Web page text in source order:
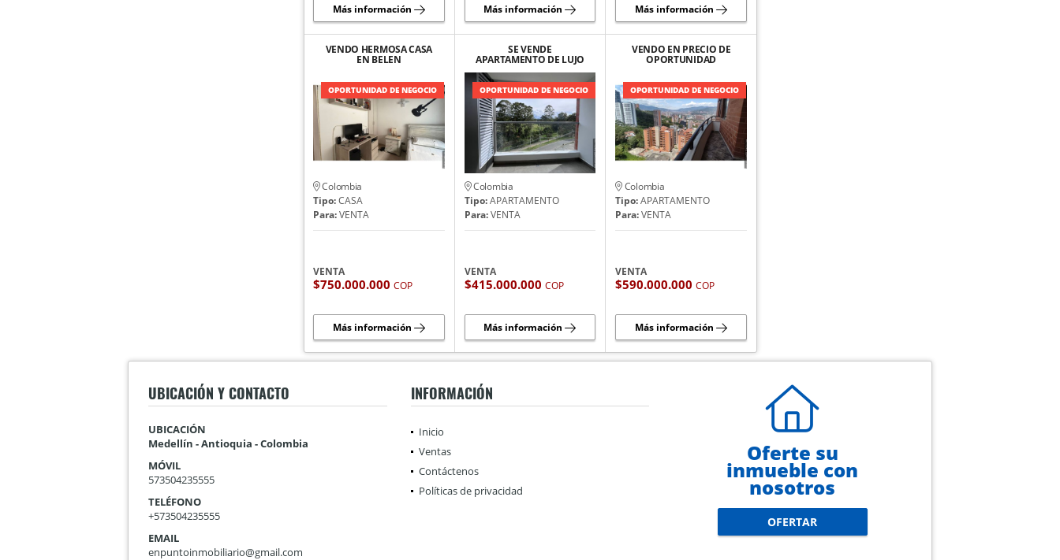
Más información Más información Más información
VENDO HERMOSA CASA
EN BELEN
OPORTUNIDAD DE NEGOCIO
Colombia
Tipo:CASA
Para:VENTA
VENTA
$750.000.000 COP
Más información
SE VENDE
APARTAMENTO DE LUJO
EN RIONEGRO
OPORTUNIDAD DE NEGOCIO
Colombia
Tipo:APARTAMENTO
Para:VENTA
VENTA
$415.000.000 COP
Más información
VENDO EN PRECIO DE
OPORTUNIDAD
LOMA DEL INDIO
OPORTUNIDAD DE NEGOCIO
Colombia
Tipo:APARTAMENTO
Para:VENTA
VENTA
$590.000.000COP
Más información
UBICACIÓN Y CONTACTO
UBICACIÓN
Medellín - Antioquia - Colombia
MÓVIL
573504235555
TELÉFONO
+573504235555
EMAIL
enpuntoinmobiliario@gmail.com
INFORMACIÓN
Inicio
Ventas
Contáctenos
Políticas de privacidad
Oferte su
inmueble con
nosotros
OFERTAR